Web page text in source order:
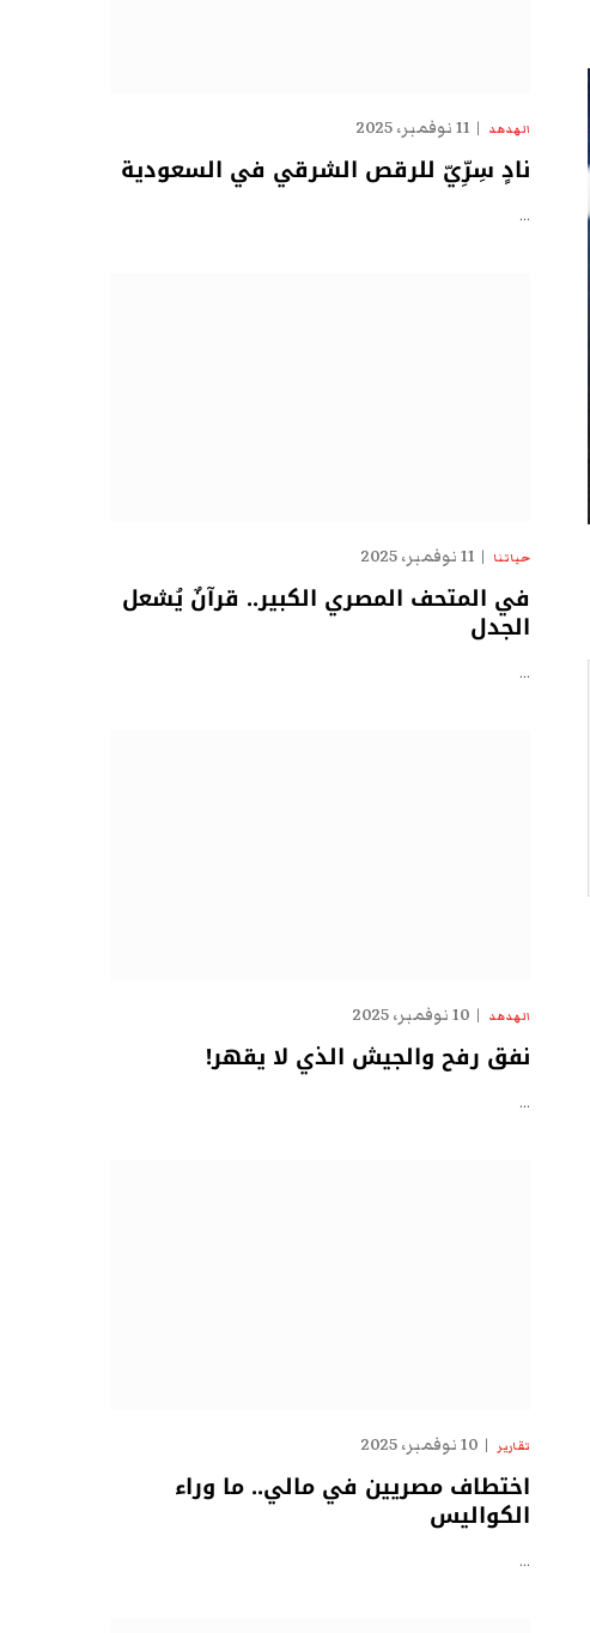
الهدهد 11 نوفمبر، 2025
نادٍ سِرِّيّ للرقص الشرقي في السعودية
…
حياتنا 11 نوفمبر، 2025
في المتحف المصري الكبير.. قرآنٌ يُشعل
الجدل
…
الهدهد 10 نوفمبر، 2025
نفق رفح والجيش الذي لا يقهر!
…
تقارير 10 نوفمبر، 2025
اختطاف مصريين في مالي.. ما وراء
الكواليس
…